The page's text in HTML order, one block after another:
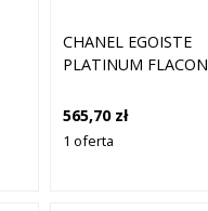
CHANEL EGOISTE
PLATINUM FLACON
565,70 zł
1 oferta